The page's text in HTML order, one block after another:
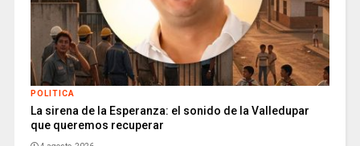
POLITICA
La sirena de la Esperanza: el sonido de la Valledupar
que queremos recuperar